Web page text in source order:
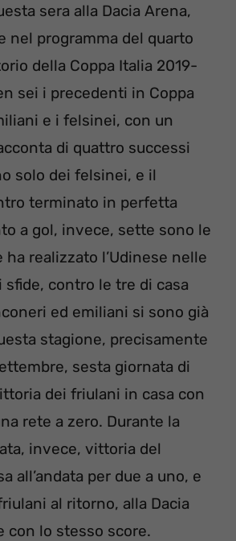
sera alla Dacia Arena,
nel programma del quarto
della Coppa Italia 2019-
sei i precedenti in Coppa
e i felsinei, con un
di quattro successi
solo dei felsinei, e il
terminato in perfetta
a gol, invece, sette sono le
ha realizzato l’Udinese nelle
contro le tre di casa
ed emiliani si sono già
stagione, precisamente
sesta giornata di
dei friulani in casa con
rete a zero. Durante la
invece, vittoria del
all’andata per due a uno, e
al ritorno, alla Dacia
con lo stesso score.